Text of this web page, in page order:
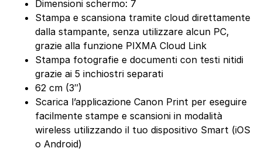
Dimensioni schermo: 7
Stampa e scansiona tramite cloud direttamente
dalla stampante, senza utilizzare alcun PC,
grazie alla funzione PIXMA Cloud Link
Stampa fotografie e documenti con testi nitidi
grazie ai 5 inchiostri separati
62 cm (3″)
Scarica l’applicazione Canon Print per eseguire
facilmente stampe e scansioni in modalità
wireless utilizzando il tuo dispositivo Smart (iOS
o Android)